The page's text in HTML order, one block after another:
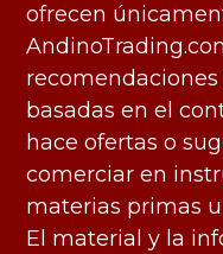
ofrecen
recomendaciones
basadas en el
hace ofertas o
comerciar en
materias primas u
El material y la